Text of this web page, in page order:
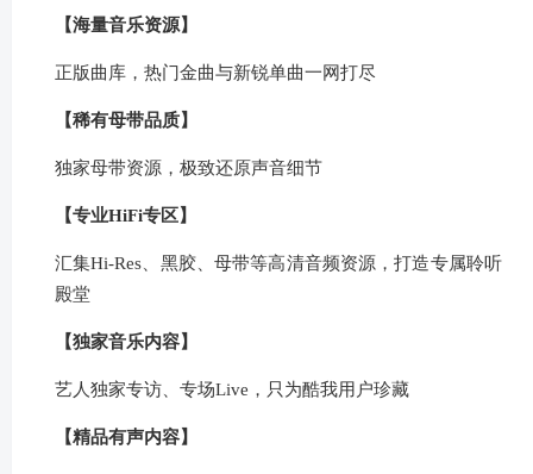
【海量音乐资源】
正版曲库，热门金曲与新锐单曲一网打尽
【稀有母带品质】
独家母带资源，极致还原声音细节
【专业HiFi专区】
汇集Hi-Res、黑胶、母带等高清音频资源，打造专属聆听
殿堂
【独家音乐内容】
艺人独家专访、专场Live，只为酷我用户珍藏
【精品有声内容】